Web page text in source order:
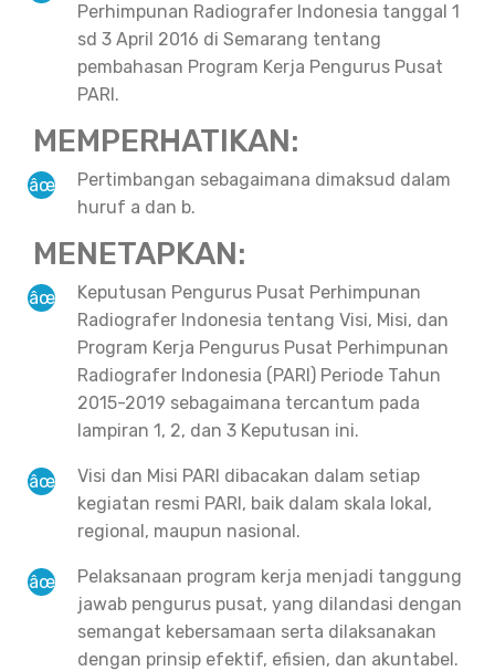
Perhimpunan Radiografer Indonesia tanggal 1
sd 3 April 2016 di Semarang tentang
pembahasan Program Kerja Pengurus Pusat
PARI.
MEMPERHATIKAN:
Pertimbangan sebagaimana dimaksud dalam
huruf a dan b.
MENETAPKAN:
Keputusan Pengurus Pusat Perhimpunan
Radiografer Indonesia tentang Visi, Misi, dan
Program Kerja Pengurus Pusat Perhimpunan
Radiografer Indonesia (PARI) Periode Tahun
2015-2019 sebagaimana tercantum pada
lampiran 1, 2, dan 3 Keputusan ini.
Visi dan Misi PARI dibacakan dalam setiap
kegiatan resmi PARI, baik dalam skala lokal,
regional, maupun nasional.
Pelaksanaan program kerja menjadi tanggung
jawab pengurus pusat, yang dilandasi dengan
semangat kebersamaan serta dilaksanakan
dengan prinsip efektif, efisien, dan akuntabel.